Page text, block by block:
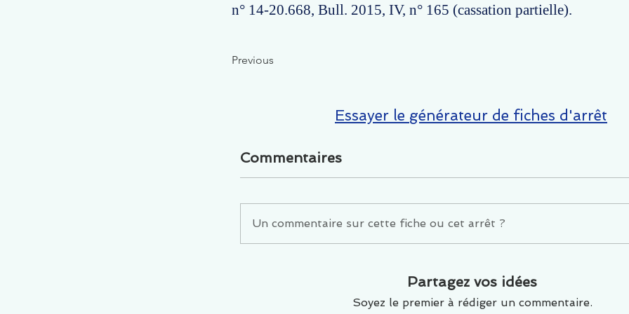
n° 14-20.668, Bull. 2015, IV, n° 165 (cassation partielle).
Previous
Essayer le générateur de fiches d'arrêt
Commentaires
Un commentaire sur cette fiche ou cet arrêt ?
Partagez vos idées
Soyez le premier à rédiger un commentaire.